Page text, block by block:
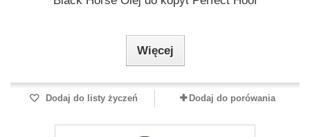
Więcej
Dodaj do listy życzeń Dodaj do porówania